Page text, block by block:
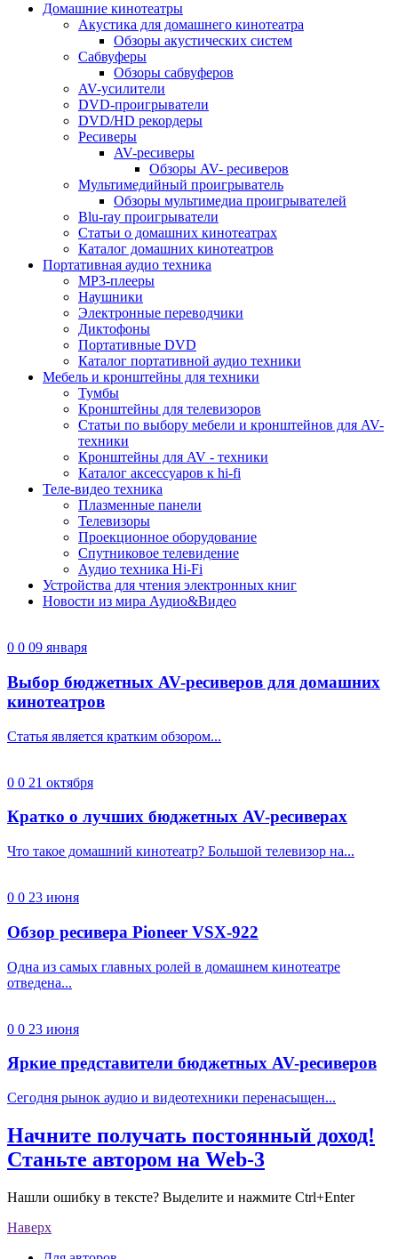
Домашние кинотеатры
Акустика для домашнего кинотеатра
Обзоры акустических систем
Сабвуферы
Обзоры сабвуферов
AV-усилители
DVD-проигрыватели
DVD/HD рекордеры
Ресиверы
AV-ресиверы
Обзоры AV- ресиверов
Мультимедийный проигрыватель
Обзоры мультимедиа проигрывателей
Blu-ray проигрыватели
Статьи о домашних кинотеатрах
Каталог домашних кинотеатров
Портативная аудио техника
MP3-плееры
Наушники
Электронные переводчики
Диктофоны
Портативные DVD
Каталог портативной аудио техники
Мебель и кронштейны для техники
Тумбы
Кронштейны для телевизоров
Статьи по выбору мебели и кронштейнов для AV-
техники
Кронштейны для AV - техники
Каталог аксессуаров к hi-fi
Теле-видео техника
Плазменные панели
Телевизоры
Проекционное оборудование
Спутниковое телевидение
Аудио техника Hi-Fi
Устройства для чтения электронных книг
Новости из мира Аудио&Видео
0 0 09 января
Выбор бюджетных AV-ресиверов для домашних
кинотеатров
Статья является кратким обзором...
0 0 21 октября
Кратко о лучших бюджетных AV-ресиверах
Что такое домашний кинотеатр? Большой телевизор на...
0 0 23 июня
Обзор ресивера Pioneer VSX-922
Одна из самых главных ролей в домашнем кинотеатре
отведена...
0 0 23 июня
Яркие представители бюджетных AV-ресиверов
Сегодня рынок аудио и видеотехники перенасыщен...
Начните получать постоянный доход!
Станьте автором на Web-3
Нашли ошибку в тексте? Выделите и нажмите Ctrl+Enter
Наверх